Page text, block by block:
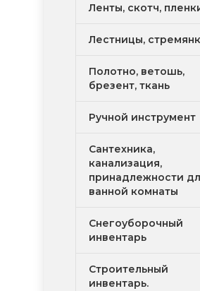
Ленты, скотч,
Лестницы,
Полотно, ветошь,
брезент, ткань
Ручной инструмент
Сантехника,
канализация,
принадлежности
ванной комнаты
Снегоуборочный
инвентарь
Строительный
инвентарь.